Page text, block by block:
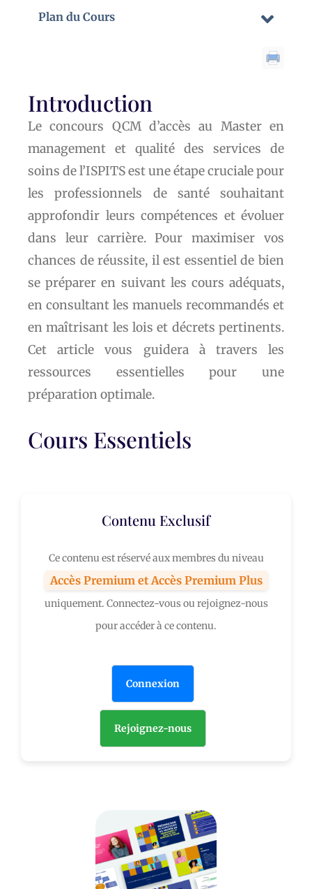
Plan du Cours
Introduction
Le concours QCM d’accès au Master en
management et qualité des services de
soins de l’ISPITS est une étape cruciale pour
les professionnels de santé souhaitant
approfondir leurs compétences et évoluer
dans leur carrière. Pour maximiser vos
chances de réussite, il est essentiel de bien
se préparer en suivant les cours adéquats,
en consultant les manuels recommandés et
en maîtrisant les lois et décrets pertinents.
Cet article vous guidera à travers les
ressources essentielles pour une
préparation optimale.
Cours Essentiels
Contenu Exclusif
Ce contenu est réservé aux membres du niveau
Accès Premium et Accès Premium Plus
uniquement. Connectez-vous ou rejoignez-nous
pour accéder à ce contenu.
Connexion
Rejoignez-nous